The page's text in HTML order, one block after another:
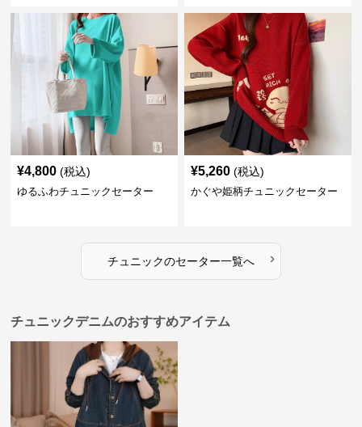
¥4,800 (税込)
ゆるふわチュニックセーター
¥5,260 (税込)
かぐや姫柄チュニックセーター
チュニックのセーター一覧へ ›
チュニックデニムのおすすめアイテム